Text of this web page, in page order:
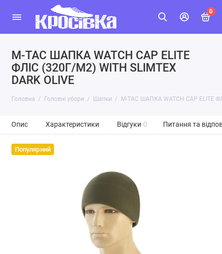
0
M-TAC ШАПКА WATCH CAP ELITE
ФЛІС (320Г/М2) WITH SLIMTEX
DARK OLIVE
Головна Головні убори Шапки M-TAC ШАПКА WATCH CAP ELITE
Опис Характеристики Відгуки 0 Питання та
Популярний